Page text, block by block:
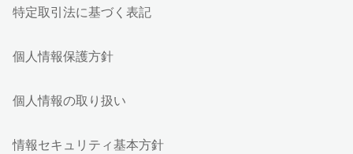
特定取引法に基づく表記
個人情報保護方針
個人情報の取り扱い
情報セキュリティ基本方針